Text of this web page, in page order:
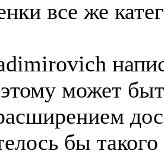
все же
может
бы такого